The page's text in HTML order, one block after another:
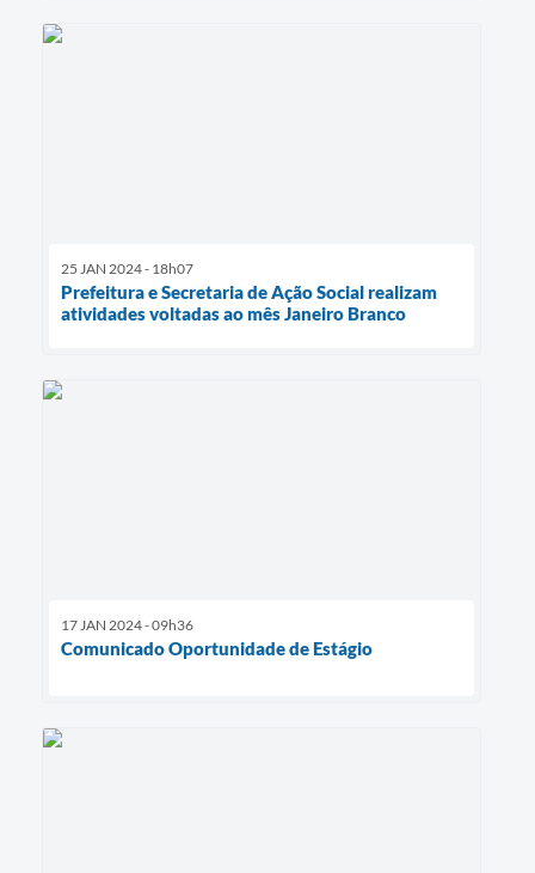
25 JAN 2024 - 18h07
Prefeitura e Secretaria de Ação Social realizam
atividades voltadas ao mês Janeiro Branco
17 JAN 2024 - 09h36
Comunicado Oportunidade de Estágio